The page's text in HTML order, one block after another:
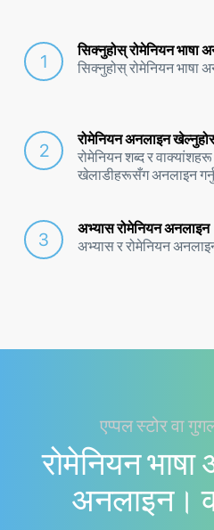
सिक्नुहोस् रोमेनियन भाषा
सिक्नुहोस् रोमेनियन भाषा
रोमेनियन अनलाइन
रोमेनियन शब्द र
खेलाडीहरूसँग अनलाइन
अभ्यास रोमेनियन अनलाइन
अभ्यास र रोमेनियन
एप्पल स्टोर वा
रोमेनियन भाषा
अनलाइन।